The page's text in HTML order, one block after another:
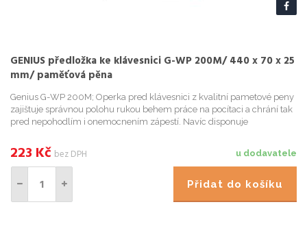
GENIUS předložka ke klávesnici G-WP 200M/ 440 x 70 x 25
mm/ paměťová pěna
Genius G-WP 200M; Operka pred klávesnici z kvalitní pametové peny
zajištuje správnou polohu rukou behem práce na pocítaci a chrání tak
pred nepohodlím i onemocnením zápestí. Navíc disponuje
u dodavatele
223 Kč bez DPH
Přidat do košíku